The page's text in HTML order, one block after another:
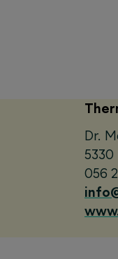
Dr.
5330
056